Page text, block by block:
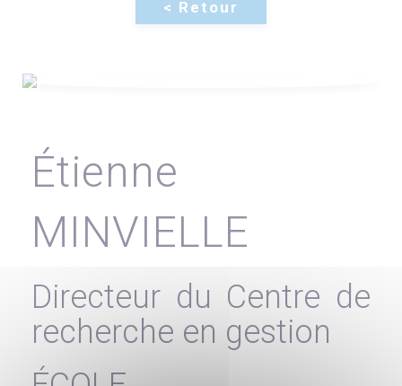
Étienne
MINVIELLE
Directeur du Centre de
recherche en gestion